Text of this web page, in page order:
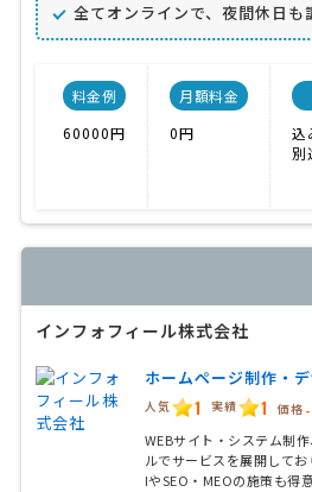
全てオンラインで、夜間休日も
料金例
60000円
月額料金
0円
込
別
インフォフィール株式会社
ホームページ制作・
人気 1 実績 1 価格
WEBサイト・システム制
ルでサービスを展開して
IやSEO・MEOの施策も得